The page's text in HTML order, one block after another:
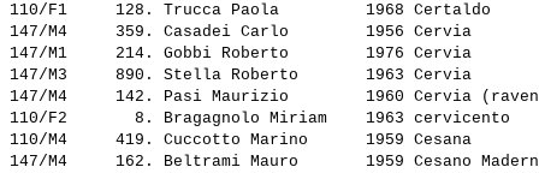
110/F1     128. Trucca Paola
1968 Certaldo
147/M4     359. Casadei Carlo
1956 Cervia
147/M1     214. Gobbi Roberto
1976 Cervia
147/M3     890. Stella Roberto
1963 Cervia
147/M4     142. Pasi Maurizio
1960 Cervia
110/F2       8. Bragagnolo Miriam
1963
110/M4     419. Cuccotto Marino
1959 Cesana
147/M4     162. Beltrami Mauro
1959 Cesano